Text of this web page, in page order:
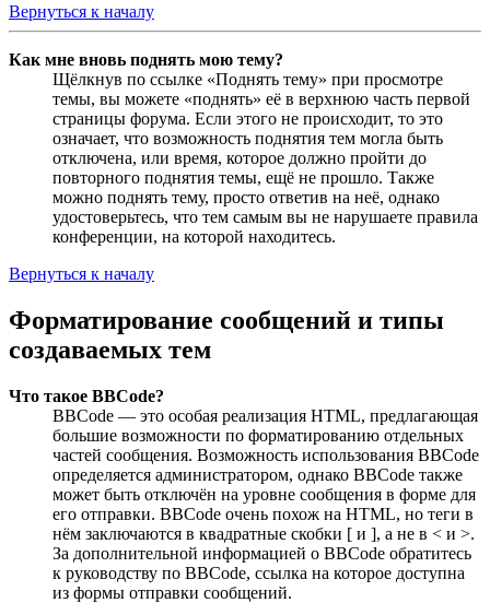
Вернуться к началу
Как мне вновь поднять мою тему?
Щёлкнув по ссылке «Поднять тему» при просмотре
темы, вы можете «поднять» её в верхнюю часть первой
страницы форума. Если этого не происходит, то это
означает, что возможность поднятия тем могла быть
отключена, или время, которое должно пройти до
повторного поднятия темы, ещё не прошло. Также
можно поднять тему, просто ответив на неё, однако
удостоверьтесь, что тем самым вы не нарушаете правила
конференции, на которой находитесь.
Вернуться к началу
Форматирование сообщений и типы
создаваемых тем
Что такое BBCode?
BBCode — это особая реализация HTML, предлагающая
большие возможности по форматированию отдельных
частей сообщения. Возможность использования BBCode
определяется администратором, однако BBCode также
может быть отключён на уровне сообщения в форме для
его отправки. BBCode очень похож на HTML, но теги в
нём заключаются в квадратные скобки [ и ], а не в < и >.
За дополнительной информацией о BBCode обратитесь
к руководству по BBCode, ссылка на которое доступна
из формы отправки сообщений.